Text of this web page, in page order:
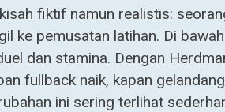
fiktif namun realistis:
ke pemusatan latihan. Di
dan stamina. Dengan
fullback naik, kapan
ini sering terlihat